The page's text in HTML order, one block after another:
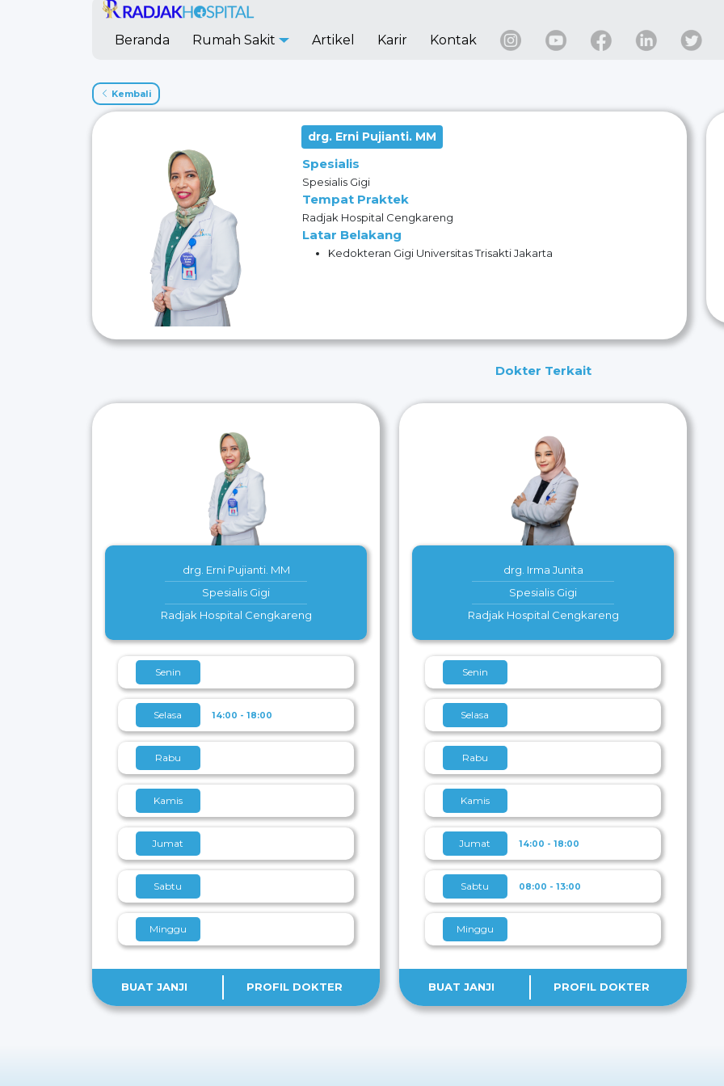
Beranda Rumah Sakit Artikel Karir Kontak
Kembali
drg. Erni Pujianti. MM
Spesialis
Spesialis Gigi
Tempat Praktek
Radjak Hospital Cengkareng
Latar Belakang
Kedokteran Gigi Universitas Trisakti Jakarta
Dokter Terkait
drg. Erni Pujianti. MM
Spesialis Gigi
Radjak Hospital Cengkareng
Senin
Selasa 14:00 - 18:00
Rabu
Kamis
Jumat
Sabtu
Minggu
BUAT JANJI PROFIL DOKTER
drg. Irma Junita
Spesialis Gigi
Radjak Hospital Cengkareng
Senin
Selasa
Rabu
Kamis
Jumat 14:00 - 18:00
Sabtu 08:00 - 13:00
Minggu
BUAT JANJI PROFIL DOKTER